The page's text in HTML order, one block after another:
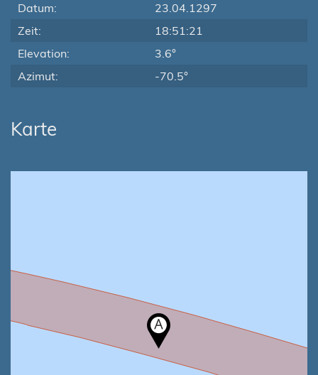
Datum:
23.04.1297
Zeit:
18:51:21
Elevation:
3.6°
Azimut:
-70.5°
Karte